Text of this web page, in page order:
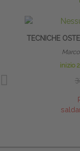
TECNICHE
inizio